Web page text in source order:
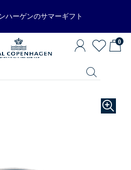
ハーゲンのサマーギフト
0